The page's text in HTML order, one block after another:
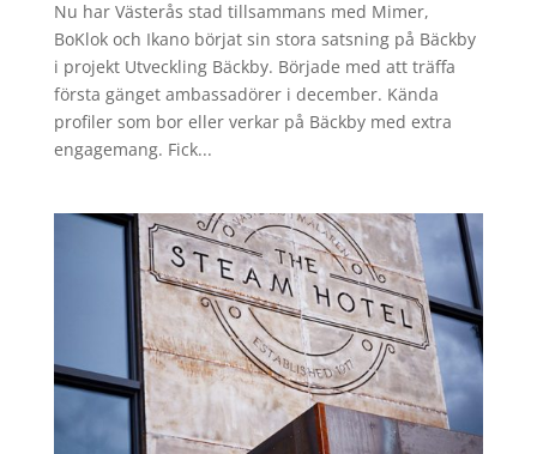
Nu har Västerås stad tillsammans med Mimer,
BoKlok och Ikano börjat sin stora satsning på Bäckby
i projekt Utveckling Bäckby. Började med att träffa
första gänget ambassadörer i december. Kända
profiler som bor eller verkar på Bäckby med extra
engagemang. Fick...